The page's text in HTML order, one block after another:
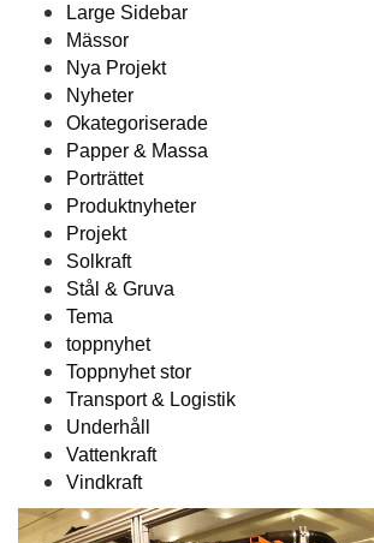
Large Sidebar
Mässor
Nya Projekt
Nyheter
Okategoriserade
Papper & Massa
Porträttet
Produktnyheter
Projekt
Solkraft
Stål & Gruva
Tema
toppnyhet
Toppnyhet stor
Transport & Logistik
Underhåll
Vattenkraft
Vindkraft